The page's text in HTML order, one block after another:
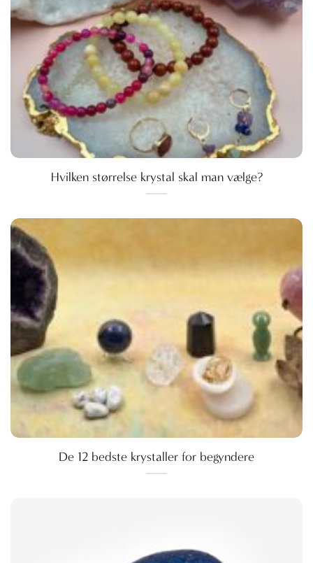
Hvilken størrelse krystal skal man vælge?
De 12 bedste krystaller for begyndere